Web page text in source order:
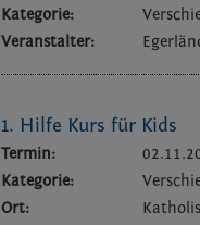
Kategorie:
Veranstalter:
1. Hilfe Kurs für Kids
Termin:
Kategorie:
Ort: